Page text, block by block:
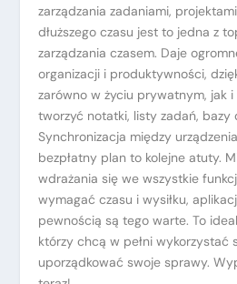
zarządzania zadaniami,
dłuższego czasu jest to jedna z
zarządzania czasem. Daje
organizacji i produktywności,
zarówno w życiu prywatnym, jak
tworzyć notatki, listy zadań, bazy
Synchronizacja między
bezpłatny plan to kolejne atuty.
wdrażania się we wszystkie
wymagać czasu i wysiłku,
pewnością są tego warte. To
którzy chcą w pełni
uporządkować swoje sprawy.